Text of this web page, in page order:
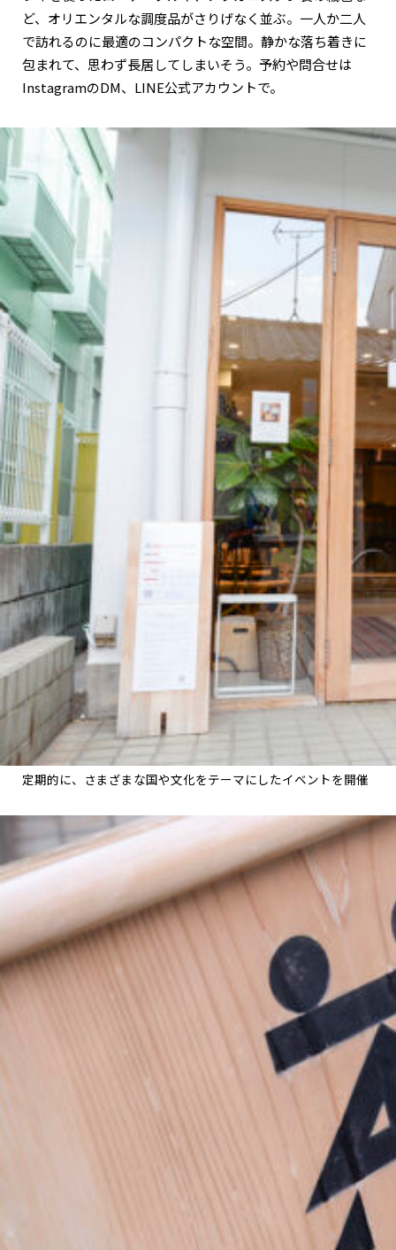
ど、オリエンタルな調度品がさりげなく並ぶ。一人か二人
で訪れるのに最適のコンパクトな空間。静かな落ち着きに
包まれて、思わず長居してしまいそう。予約や問合せは
InstagramのDM、LINE公式アカウントで。
定期的に、さまざまな国や文化をテーマにしたイベントを開催